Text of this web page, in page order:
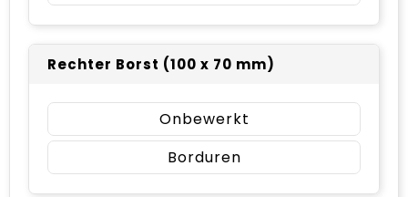
Rechter Borst (100 x 70 mm)
Onbewerkt
Borduren